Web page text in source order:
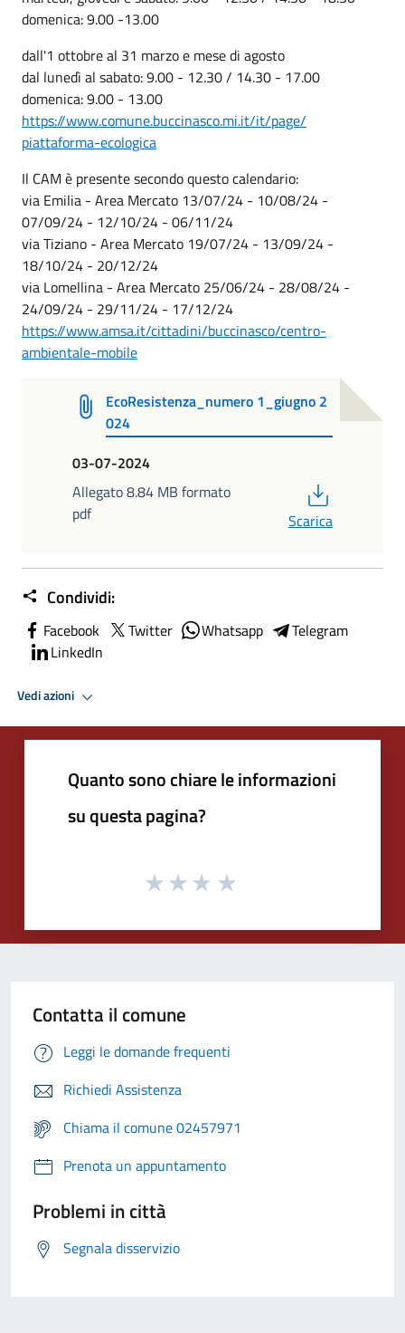
domenica: 9.00 -13.00
dall'1 ottobre al 31 marzo e mese di agosto
dal lunedì al sabato: 9.00 - 12.30 / 14.30 - 17.00
domenica: 9.00 - 13.00
https://www.comune.buccinasco.mi.it/it/page/
piattaforma-ecologica
Il CAM è presente secondo questo calendario:
via Emilia - Area Mercato 13/07/24 - 10/08/24 -
07/09/24 - 12/10/24 - 06/11/24
via Tiziano - Area Mercato 19/07/24 - 13/09/24 -
18/10/24 - 20/12/24
via Lomellina - Area Mercato 25/06/24 - 28/08/24 -
24/09/24 - 29/11/24 - 17/12/24
https://www.amsa.it/cittadini/buccinasco/centro-
ambientale-mobile
EcoResistenza_numero 1_giugno 2
024
03-07-2024
Allegato 8.84 MB formato
pdf
Scarica
Condividi:
Facebook Twitter Whatsapp
Telegram
LinkedIn
Vedi azioni
Quanto sono chiare le informazioni
su questa pagina?
Contatta il comune
Leggi le domande frequenti
Richiedi Assistenza
Chiama il comune 02457971
Prenota un appuntamento
Problemi in città
Segnala disservizio